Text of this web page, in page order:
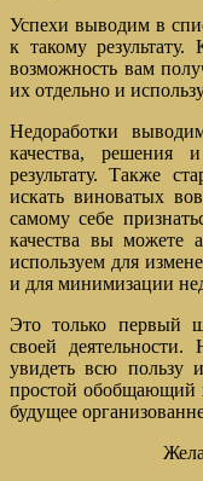
Успехи выводим в
к такому
возможность вам
их отдельно и
Недоработки
качества,
результату. Также
искать виноватых
самому себе
качества вы можете
используем для
и для минимизации
Это только первый
своей
увидеть всю пользу
простой обобщающий
будущее